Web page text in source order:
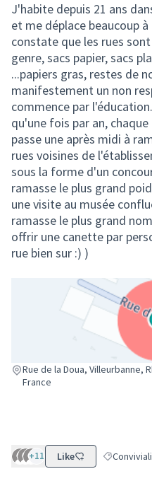
J'habite depuis 21 ans
et me déplace beaucoup
constate que les rues
genre, sacs papier, sacs
...papiers gras, restes de
manifestement un non
commence par
qu'une fois par an,
passe une après midi à
rues voisines de
sous la forme d'un
ramasse le plus grand
une visite au musée
ramasse le plus grand
offrir une canette par
rue bien sur :) )
Rue de la Doua, Villeurbanne,
France
(Lien externe)
+11 Like Filtrer les